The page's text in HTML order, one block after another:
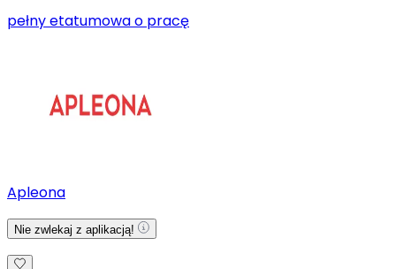
pełny etatumowa o pracę
Apleona
Nie zwlekaj z aplikacją!